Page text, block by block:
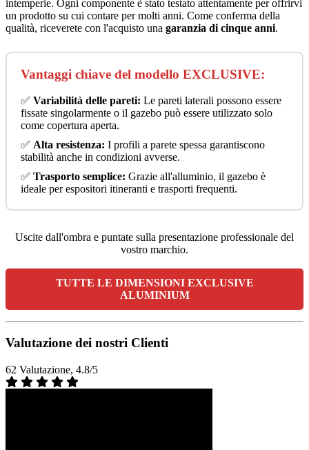
intemperie. Ogni componente è stato testato attentamente per offrirvi
un prodotto su cui contare per molti anni. Come conferma della
qualità, riceverete con l'acquisto una garanzia di cinque anni.
Vantaggi chiave del modello EXCLUSIVE:
✅ Variabilità delle pareti: Le pareti laterali possono essere
fissate singolarmente o il gazebo può essere utilizzato solo
come copertura aperta.
✅ Alta resistenza: I profili a parete spessa garantiscono
stabilità anche in condizioni avverse.
✅ Trasporto semplice: Grazie all'alluminio, il gazebo è
ideale per espositori itineranti e trasporti frequenti.
Uscite dall'ombra e puntate sulla presentazione professionale del
vostro marchio.
TUTTE LE DIMENSIONI EXCLUSIVE
ALUMINIUM
Valutazione dei nostri Clienti
62 Valutazione, 4.8/5